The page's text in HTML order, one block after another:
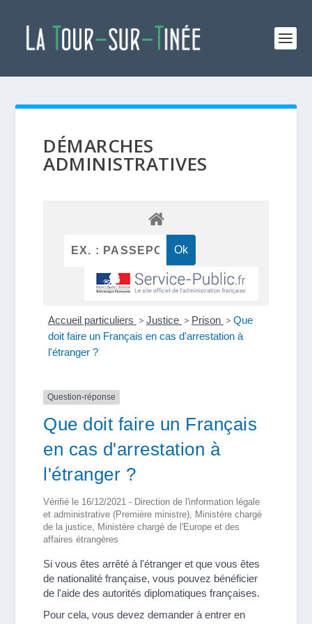
DÉMARCHES
ADMINISTRATIVES
Accueil particuliers > Justice > Prison > Que
doit faire un Français en cas d'arrestation à
l'étranger ?
Question-réponse
Que doit faire un Français
en cas d'arrestation à
l'étranger ?
Vérifié le 16/12/2021 - Direction de l'information légale
et administrative (Première ministre), Ministère chargé
de la justice, Ministère chargé de l'Europe et des
affaires étrangères
Si vous êtes arrêté à l'étranger et que vous êtes
de nationalité française, vous pouvez bénéficier
de l'aide des autorités diplomatiques françaises.
Pour cela, vous devez demander à entrer en